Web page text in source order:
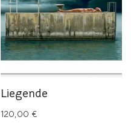
Liegende
120,00 €